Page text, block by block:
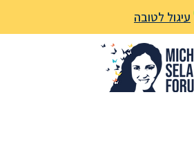
עיגול לטובה